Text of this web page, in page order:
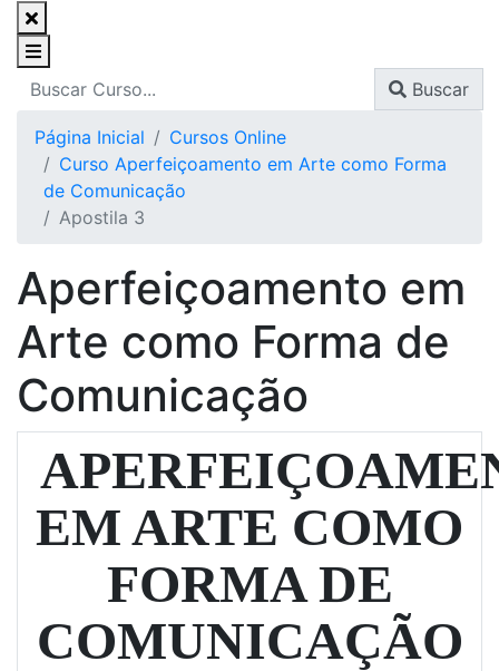
Buscar
Página Inicial
Cursos Online
Curso Aperfeiçoamento em Arte como Forma
de Comunicação
Apostila 3
Aperfeiçoamento em
Arte como Forma de
Comunicação
EM ARTE COMO
FORMA DE
COMUNICAÇÃO